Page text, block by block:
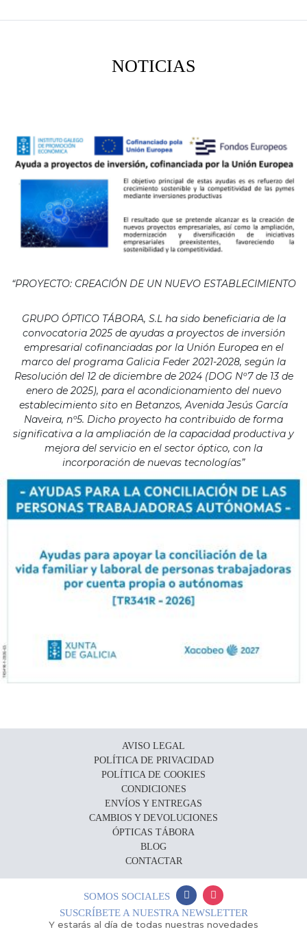
NOTICIAS
“PROYECTO: CREACIÓN DE UN NUEVO ESTABLECIMIENTO
GRUPO ÓPTICO TÁBORA, S.L ha sido beneficiaria de la
convocatoria 2025 de ayudas a proyectos de inversión
empresarial cofinanciadas por la Unión Europea en el
marco del programa Galicia Feder 2021-2028, según la
Resolución del 12 de diciembre de 2024 (DOG Nº7 de 13 de
enero de 2025), para el acondicionamiento del nuevo
establecimiento sito en Betanzos, Avenida Jesús García
Naveira, nº5. Dicho proyecto ha contribuido de forma
significativa a la ampliación de la capacidad productiva y
mejora del servicio en el sector óptico, con la
incorporación de nuevas tecnologías”
AVISO LEGAL
POLÍTICA DE PRIVACIDAD
POLÍTICA DE COOKIES
CONDICIONES
ENVÍOS Y ENTREGAS
CAMBIOS Y DEVOLUCIONES
ÓPTICAS TÁBORA
BLOG
CONTACTAR
SOMOS SOCIALES
SUSCRÍBETE A NUESTRA NEWSLETTER
Y estarás al día de todas nuestras novedades